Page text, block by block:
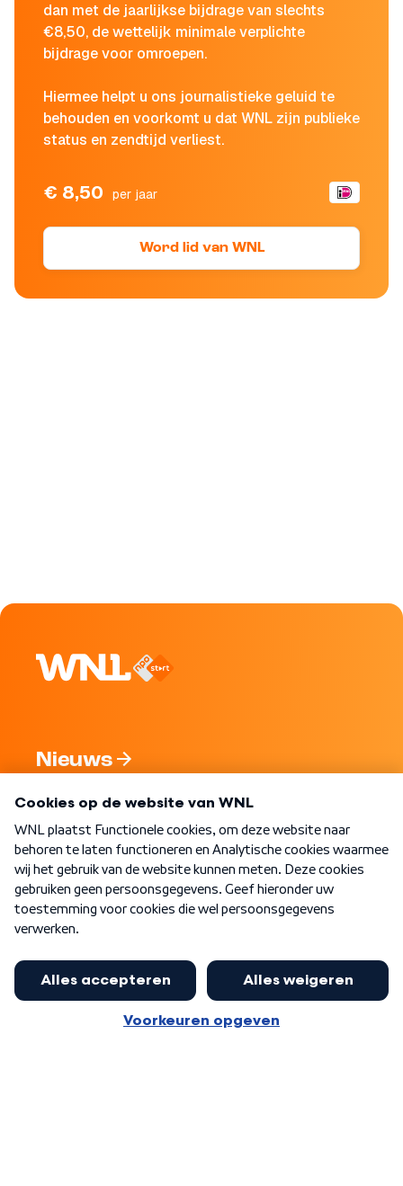
dan met de jaarlijkse bijdrage van slechts
€8,50, de wettelijk minimale verplichte
bijdrage voor omroepen.
Hiermee helpt u ons journalistieke geluid te
behouden en voorkomt u dat WNL zijn publieke
status en zendtijd verliest.
€ 8,50 per jaar
Word lid van WNL
Nieuws
Nieuwsbrief
Word Lid